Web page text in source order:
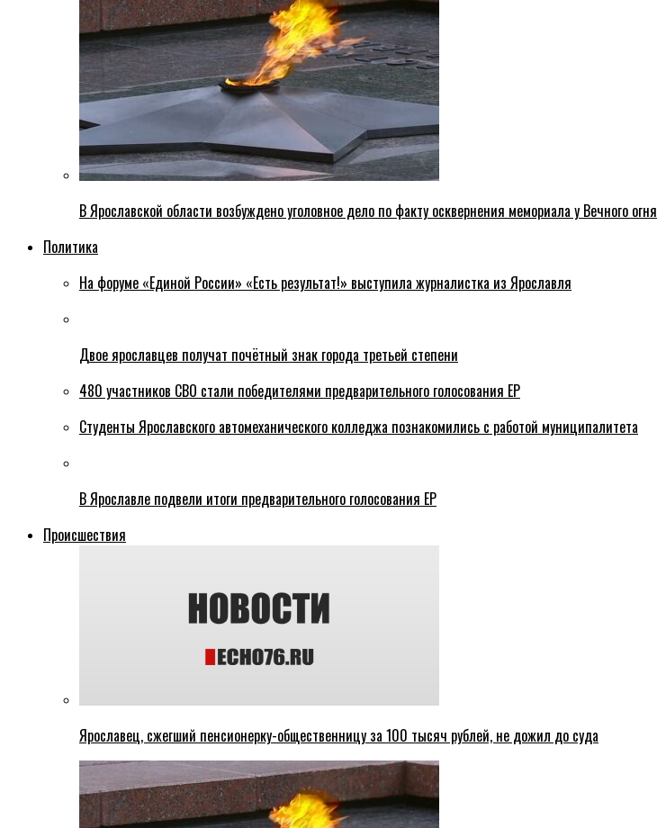
В Ярославской области возбуждено уголовное дело по факту осквернения мемориала у Вечного огня
Политика
На форуме «Единой России» «Есть результат!» выступила журналистка из Ярославля
Двое ярославцев получат почётный знак города третьей степени
480 участников СВО стали победителями предварительного голосования ЕР
Студенты Ярославского автомеханического колледжа познакомились с работой муниципалитета
В Ярославле подвели итоги предварительного голосования ЕР
Происшествия
Ярославец, сжегший пенсионерку-общественницу за 100 тысяч рублей, не дожил до суда